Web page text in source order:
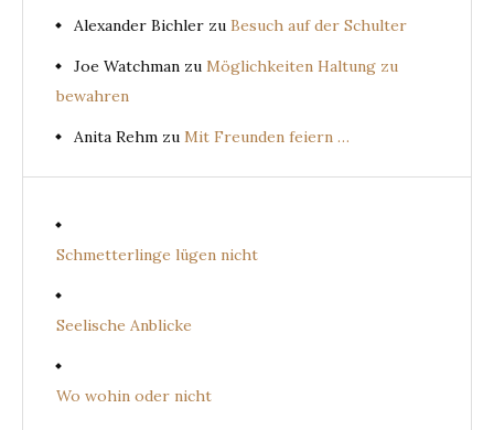
Alexander Bichler zu Besuch auf der Schulter
Joe Watchman zu Möglichkeiten Haltung zu
bewahren
Anita Rehm zu Mit Freunden feiern …
Schmetterlinge lügen nicht
Seelische Anblicke
Wo wohin oder nicht